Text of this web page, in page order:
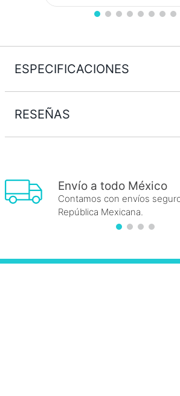
ESPECIFICACIONES
RESEÑAS
Envío a todo México
Contamos con envíos
República Mexicana.